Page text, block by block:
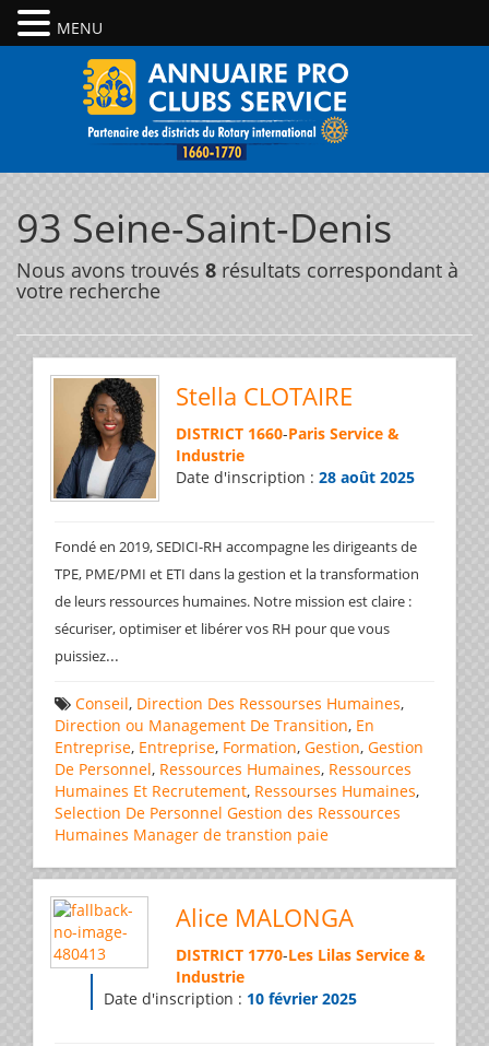
93 Seine-Saint-Denis
Nous avons trouvés 8 résultats correspondant à
votre recherche
Stella CLOTAIRE
DISTRICT 1660-Paris Service &
Industrie
Date d'inscription : 28 août 2025
Fondé en 2019, SEDICI-RH accompagne les dirigeants de
TPE, PME/PMI et ETI dans la gestion et la transformation
de leurs ressources humaines. Notre mission est claire :
sécuriser, optimiser et libérer vos RH pour que vous
puissiez...
Conseil, Direction Des Ressourses Humaines,
Direction ou Management De Transition, En
Entreprise, Entreprise, Formation, Gestion, Gestion
De Personnel, Ressources Humaines, Ressources
Humaines Et Recrutement, Ressourses Humaines,
Selection De Personnel Gestion des Ressources
Humaines Manager de transtion paie
Alice MALONGA
DISTRICT 1770-Les Lilas Service &
Industrie
Date d'inscription : 10 février 2025
MENU